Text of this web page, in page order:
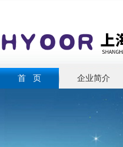
首 页 企业简介